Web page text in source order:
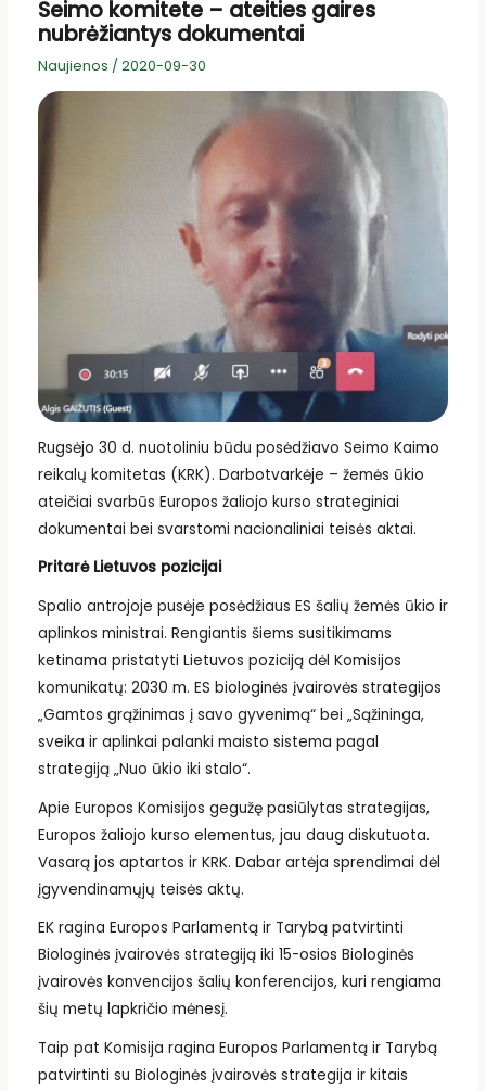
Seimo komitete – ateities gaires
nubrėžiantys dokumentai
Naujienos / 2020-09-30
Rugsėjo 30 d. nuotoliniu būdu posėdžiavo Seimo Kaimo
reikalų komitetas (KRK). Darbotvarkėje – žemės ūkio
ateičiai svarbūs Europos žaliojo kurso strateginiai
dokumentai bei svarstomi nacionaliniai teisės aktai.
Pritarė Lietuvos pozicijai
Spalio antrojoje pusėje posėdžiaus ES šalių žemės ūkio ir
aplinkos ministrai. Rengiantis šiems susitikimams
ketinama pristatyti Lietuvos poziciją dėl Komisijos
komunikatų: 2030 m. ES biologinės įvairovės strategijos
„Gamtos grąžinimas į savo gyvenimą“ bei „Sąžininga,
sveika ir aplinkai palanki maisto sistema pagal
strategiją „Nuo ūkio iki stalo“.
Apie Europos Komisijos gegužę pasiūlytas strategijas,
Europos žaliojo kurso elementus, jau daug diskutuota.
Vasarą jos aptartos ir KRK. Dabar artėja sprendimai dėl
įgyvendinamųjų teisės aktų.
EK ragina Europos Parlamentą ir Tarybą patvirtinti
Biologinės įvairovės strategiją iki 15-osios Biologinės
įvairovės konvencijos šalių konferencijos, kuri rengiama
šių metų lapkričio mėnesį.
Taip pat Komisija ragina Europos Parlamentą ir Tarybą
patvirtinti su Biologinės įvairovės strategija ir kitais